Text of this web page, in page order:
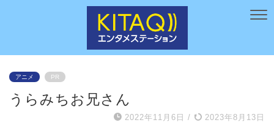
アニメ PR
うらみちお兄さん
2022年11月6日 / 2023年8月13日